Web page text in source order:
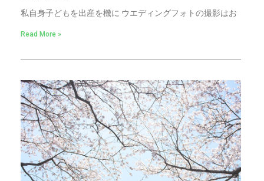
私自身子どもを出産を機に ウエディングフォトの撮影はお
Read More »